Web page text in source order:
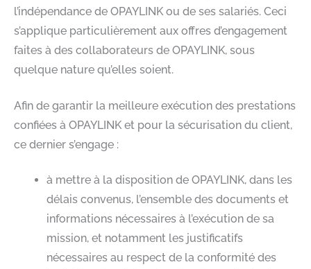
l’indépendance de OPAYLINK ou de ses salariés. Ceci
s’applique particulièrement aux offres d’engagement
faites à des collaborateurs de OPAYLINK, sous
quelque nature qu’elles soient.​
Afin de garantir la meilleure exécution des prestations
confiées à OPAYLINK et pour la sécurisation du client,
ce dernier s’engage :​
à mettre à la disposition de OPAYLINK, dans les
délais convenus, l’ensemble des documents et
informations nécessaires à l’exécution de sa
mission, et notamment les justificatifs
nécessaires au respect de la conformité des